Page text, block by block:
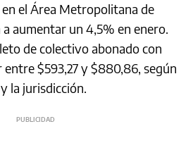
el Área Metropolitana de
aumentar un 4,5% en enero.
de colectivo abonado con
entre $593,27 y $880,86, según
la jurisdicción.